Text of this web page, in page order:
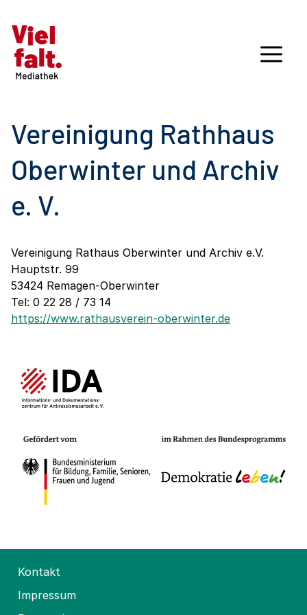
Vereinigung Rathhaus
Oberwinter und Archiv
e. V.
Vereinigung Rathaus Oberwinter und Archiv e.V.
Hauptstr. 99
53424 Remagen-Oberwinter
Tel: 0 22 28 / 73 14
https://www.rathausverein-oberwinter.de
Kontakt
Impressum